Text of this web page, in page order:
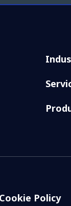
Policy